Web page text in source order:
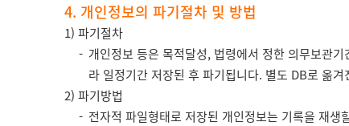
4. 개인정보의 파기절차 및 방법
1) 파기절차
개인정보 등은 목적달성, 법령에서 정한 의무보관
라 일정기간 저장된 후 파기됩니다. 별도 DB로 옮
2) 파기방법
전자적 파일형태로 저장된 개인정보는 기록을 재